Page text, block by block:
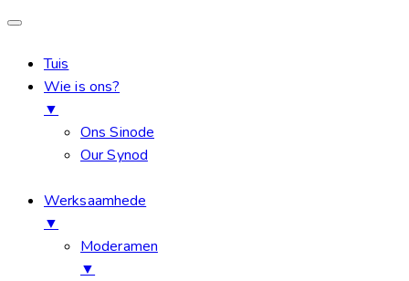
Tuis
Wie is ons?
▼
Ons Sinode
Our Synod
Werksaamhede
▼
Moderamen
▼